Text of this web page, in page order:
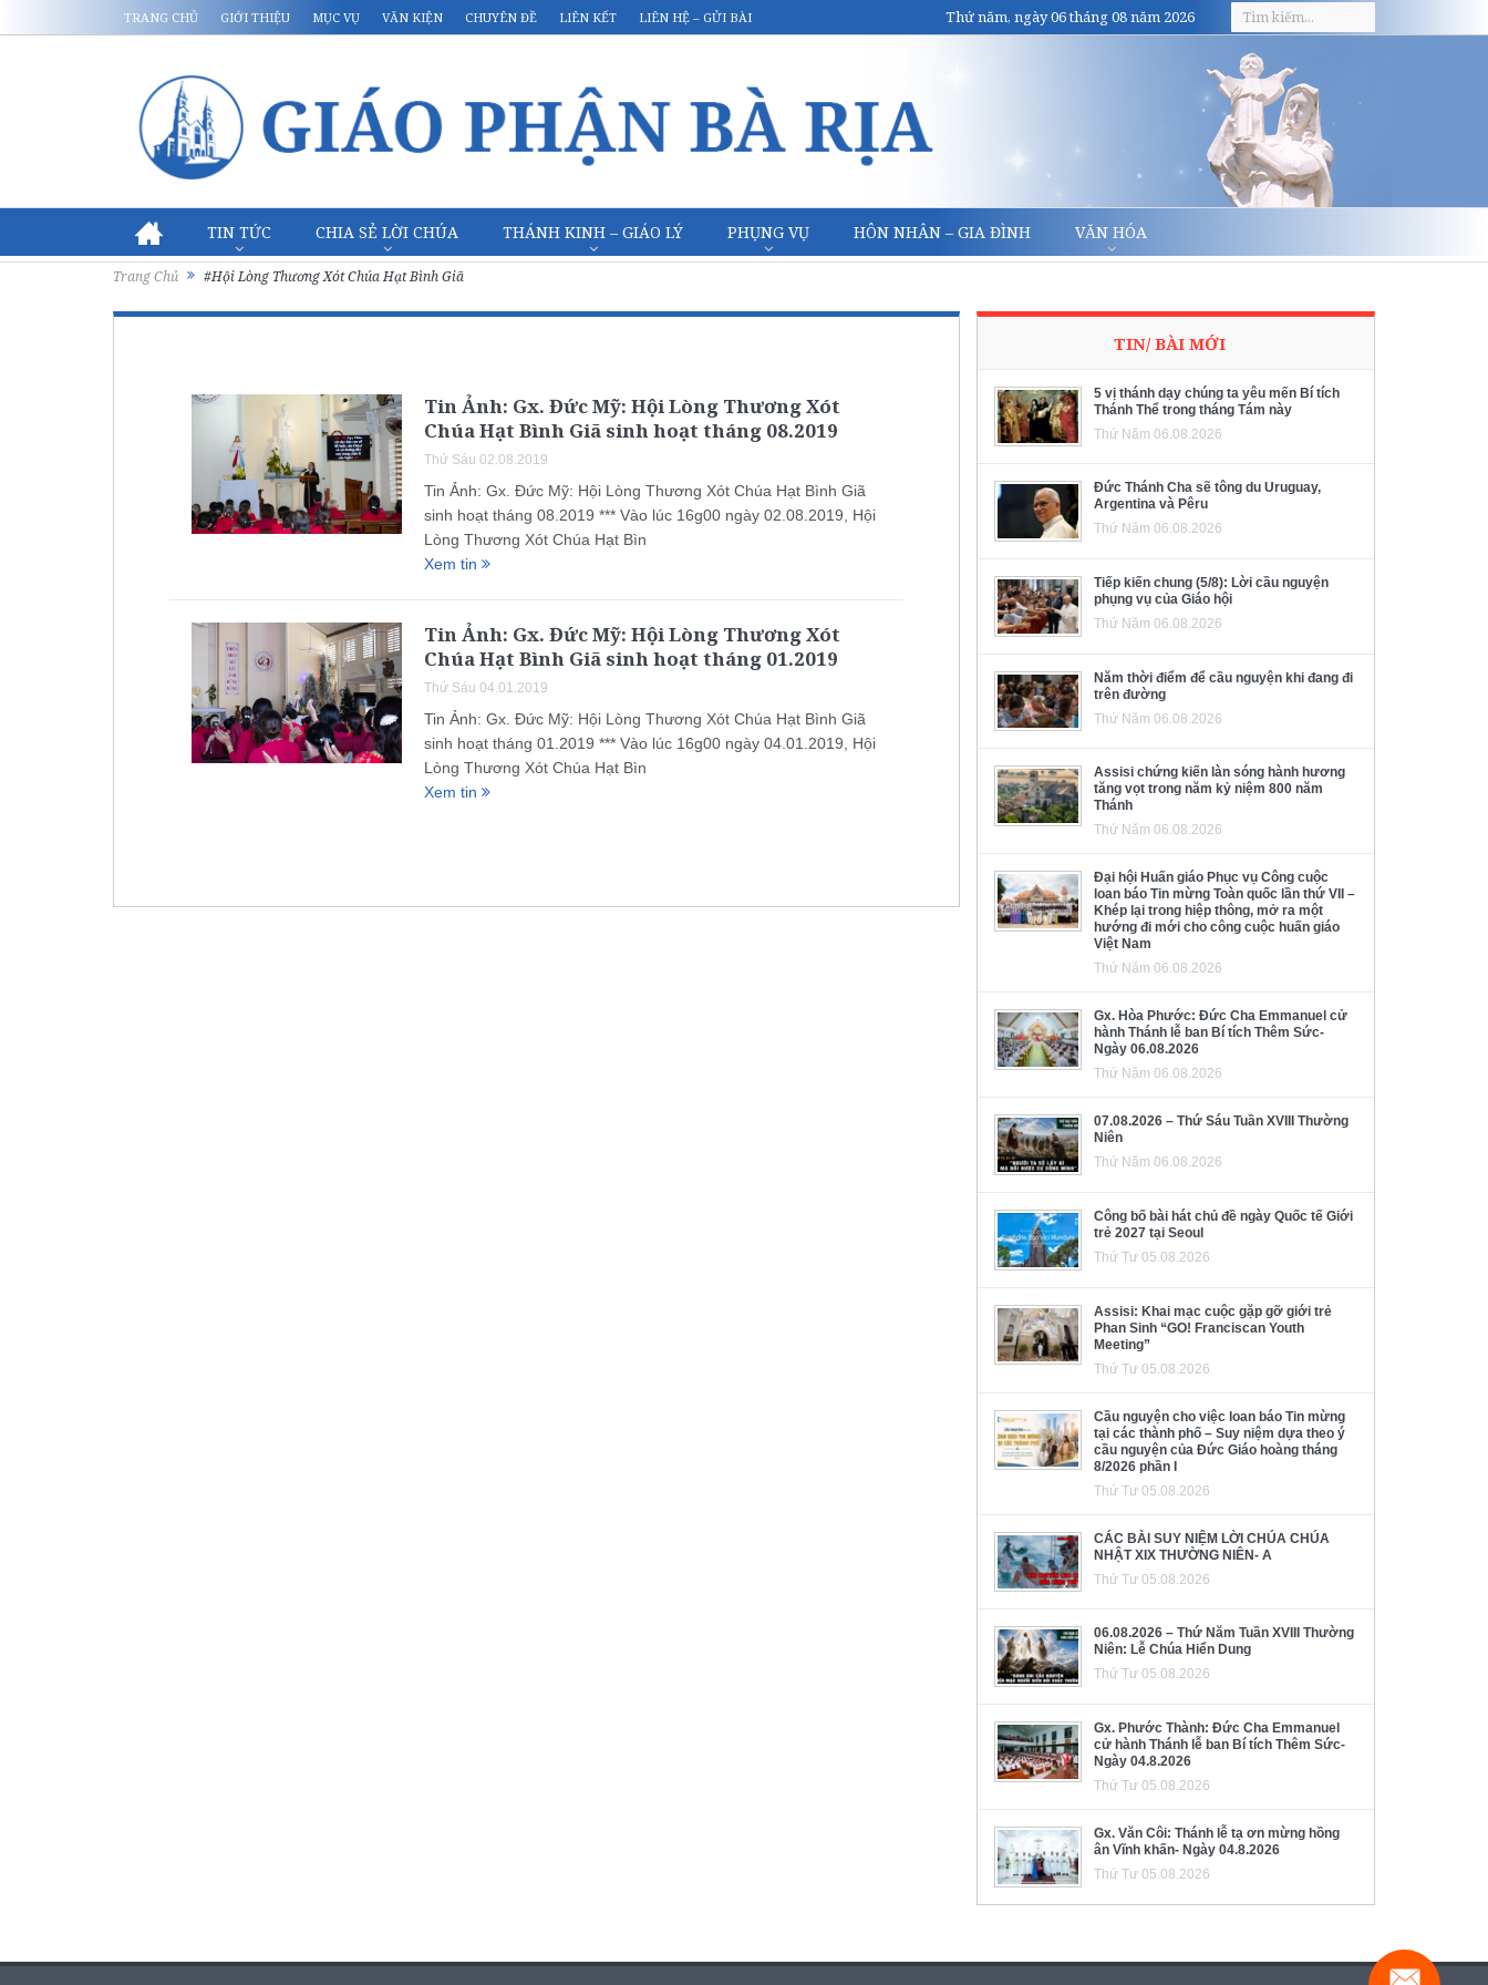
TRANG CHỦ GIỚI THIỆU MỤC VỤ VĂN KIỆN CHUYÊN ĐỀ LIÊN KẾT LIÊN HỆ – GỬI BÀI Thứ năm, ngày 06 tháng 08 năm 2026
TIN TỨC CHIA SẺ LỜI CHÚA THÁNH KINH – GIÁO LÝ PHỤNG VỤ HÔN NHÂN – GIA ĐÌNH VĂN HÓA
Trang Chủ #Hội Lòng Thương Xót Chúa Hạt Bình Giã
Tin Ảnh: Gx. Đức Mỹ: Hội Lòng Thương Xót
Chúa Hạt Bình Giã sinh hoạt tháng 08.2019
Thứ Sáu 02.08.2019
Tin Ảnh: Gx. Đức Mỹ: Hội Lòng Thương Xót Chúa Hạt Bình Giã
sinh hoạt tháng 08.2019 *** Vào lúc 16g00 ngày 02.08.2019, Hội
Lòng Thương Xót Chúa Hạt Bìn
Xem tin
Tin Ảnh: Gx. Đức Mỹ: Hội Lòng Thương Xót
Chúa Hạt Bình Giã sinh hoạt tháng 01.2019
Thứ Sáu 04.01.2019
Tin Ảnh: Gx. Đức Mỹ: Hội Lòng Thương Xót Chúa Hạt Bình Giã
sinh hoạt tháng 01.2019 *** Vào lúc 16g00 ngày 04.01.2019, Hội
Lòng Thương Xót Chúa Hạt Bìn
Xem tin
TIN/ BÀI MỚI
5 vị thánh dạy chúng ta yêu mến Bí tích
Thánh Thể trong tháng Tám này
Thứ Năm 06.08.2026
Đức Thánh Cha sẽ tông du Uruguay,
Argentina và Pêru
Thứ Năm 06.08.2026
Tiếp kiến chung (5/8): Lời cầu nguyện
phụng vụ của Giáo hội
Thứ Năm 06.08.2026
Năm thời điểm để cầu nguyện khi đang đi
trên đường
Thứ Năm 06.08.2026
Assisi chứng kiến làn sóng hành hương
tăng vọt trong năm kỷ niệm 800 năm
Thánh
Thứ Năm 06.08.2026
Đại hội Huấn giáo Phục vụ Công cuộc
loan báo Tin mừng Toàn quốc lần thứ VII –
Khép lại trong hiệp thông, mở ra một
hướng đi mới cho công cuộc huấn giáo
Việt Nam
Thứ Năm 06.08.2026
Gx. Hòa Phước: Đức Cha Emmanuel cử
hành Thánh lễ ban Bí tích Thêm Sức-
Ngày 06.08.2026
Thứ Năm 06.08.2026
07.08.2026 – Thứ Sáu Tuần XVIII Thường
Niên
Thứ Năm 06.08.2026
Công bố bài hát chủ đề ngày Quốc tế Giới
trẻ 2027 tại Seoul
Thứ Tư 05.08.2026
Assisi: Khai mạc cuộc gặp gỡ giới trẻ
Phan Sinh “GO! Franciscan Youth
Meeting”
Thứ Tư 05.08.2026
Cầu nguyện cho việc loan báo Tin mừng
tại các thành phố – Suy niệm dựa theo ý
cầu nguyện của Đức Giáo hoàng tháng
8/2026 phần I
Thứ Tư 05.08.2026
CÁC BÀI SUY NIỆM LỜI CHÚA CHÚA
NHẬT XIX THƯỜNG NIÊN- A
Thứ Tư 05.08.2026
06.08.2026 – Thứ Năm Tuần XVIII Thường
Niên: Lễ Chúa Hiển Dung
Thứ Tư 05.08.2026
Gx. Phước Thành: Đức Cha Emmanuel
cử hành Thánh lễ ban Bí tích Thêm Sức-
Ngày 04.8.2026
Thứ Tư 05.08.2026
Gx. Văn Côi: Thánh lễ tạ ơn mừng hồng
ân Vĩnh khấn- Ngày 04.8.2026
Thứ Tư 05.08.2026